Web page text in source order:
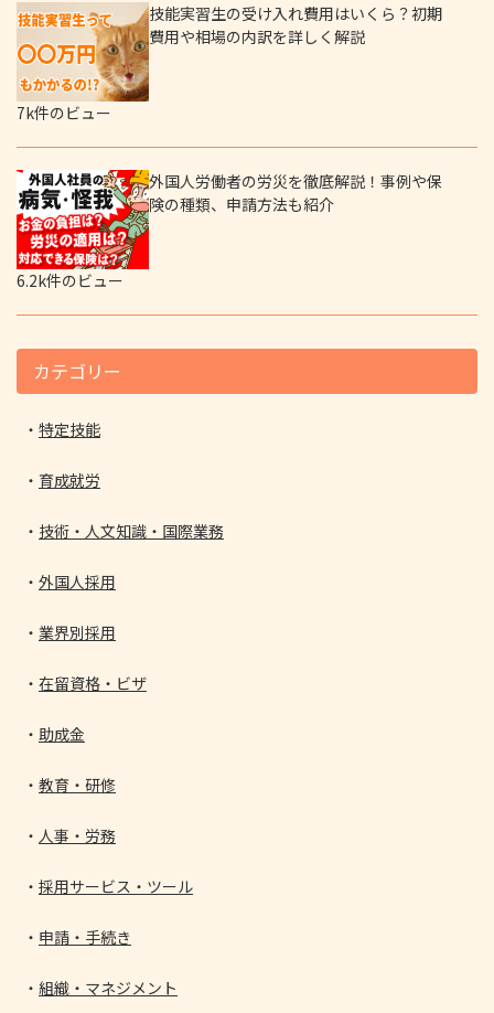
技能実習生の受け入れ費用はいくら？初期
費用や相場の内訳を詳しく解説
7k件のビュー
外国人労働者の労災を徹底解説！事例や保
険の種類、申請方法も紹介
6.2k件のビュー
カテゴリー
特定技能
育成就労
技術・人文知識・国際業務
外国人採用
業界別採用
在留資格・ビザ
助成金
教育・研修
人事・労務
採用サービス・ツール
申請・手続き
組織・マネジメント